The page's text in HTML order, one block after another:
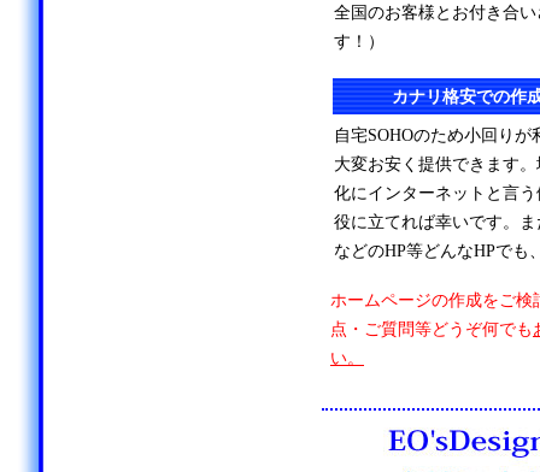
全国のお客様とお付き合
す！）
カナリ格安での作
自宅SOHOのため小回り
大変お安く提供できます
化にインターネットと言
役に立てれば幸いです。
などのHP等どんなHPでも
ホームページの作成をご検
点・ご質問等どうぞ何でも
い。